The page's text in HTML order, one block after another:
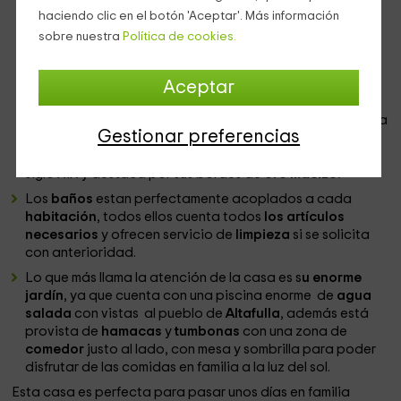
haciendo clic en el botón 'Aceptar'. Más información
sobre nuestra Política de cookies.
Aceptar
Gestionar preferencias
casas deTarragna , destacamos el enormepiano
centro de la sala además delbillar
todos los utensílios básicos además de los
, también dispone con una
extra-largaadaptada para un máximo de10
, la decoración de esta estancia es exquisita
gracias a sus antiguascortinasy armariosde madera a
siglo XIX y destaca por sus bordes deoro macizo.
Los baños estan perfectamente acoplados a cada
habitación, todos ellos cuenta todos los artículos
necesarios y ofrecen servicio de limpieza si se solicita
con anterioridad.
Lo que más llama la atención de la casa es su enorme
jardín, ya que cuenta con una piscina enorme de agua
salada con vistas al pueblo deAltafulla, además está
provista de hamacasytumbonas con una zona de
comedor justo al lado, con mesa y sombrilla para poder
disfrutar de las comidas en familia a la luz del sol.
Esta casa es perfecta para pasar unos días en familia